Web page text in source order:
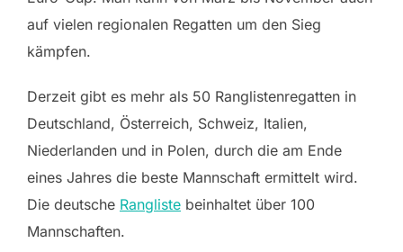
auf vielen regionalen Regatten um den Sieg
kämpfen.
Derzeit gibt es mehr als 50 Ranglistenregatten in
Deutschland, Österreich, Schweiz, Italien,
Niederlanden und in Polen, durch die am Ende
eines Jahres die beste Mannschaft ermittelt wird.
Die deutsche Rangliste beinhaltet über 100
Mannschaften.